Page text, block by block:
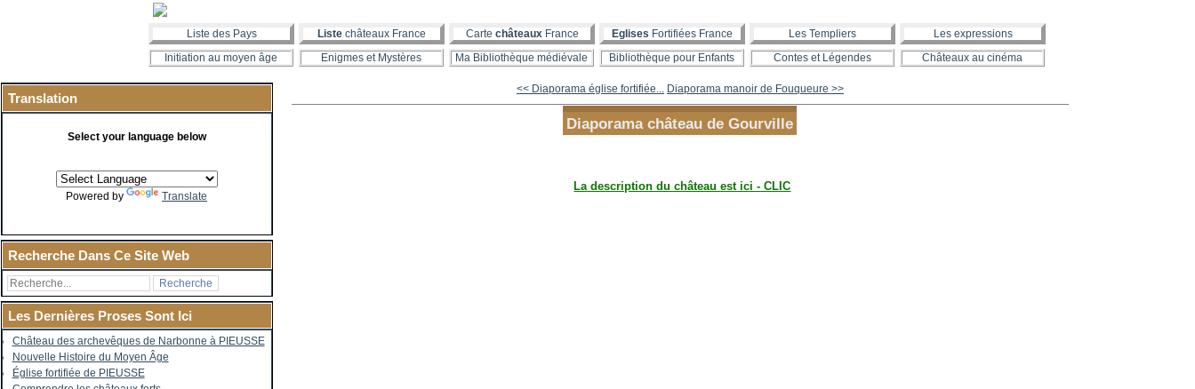
Liste des Pays Liste châteaux France Carte châteauxFrance Eglises Fortifiées France Les Templiers
Les expressions
Initiation au moyen âge
Enigmes et Mystères Ma Bibliothèque médiévale Bibliothèque pour Enfants Contes et Légendes Châteaux au cinéma
Translation
Select your language below
Powered by Translate
Recherche Dans Ce Site Web
Les Dernières Proses Sont Ici
Château des archevêques de Narbonne à PIEUSSE
Nouvelle Histoire du Moyen Âge
Église fortifiée de PIEUSSE
<< Diaporama église fortifiée... Diaporama manoir de Fouqueure >>
Diaporama château de Gourville
La description du château est ici - CLIC